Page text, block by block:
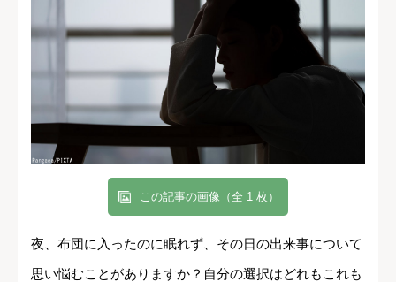
この記事の画像（全 1 枚）
夜、布団に入ったのに眠れず、その日の出来事について
思い悩むことがありますか？自分の選択はどれもこれも